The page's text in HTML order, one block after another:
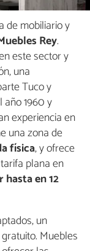
de mobiliario y
Rey.
este sector y
una
Tuco y
1960 y
experiencia en
una zona de
física, y ofrece
plana en
hasta en 12
un
Muebles